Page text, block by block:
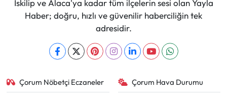
İskilip ve Alaca'ya kadar tüm ilçelerin sesi olan Yayla
Haber; doğru, hızlı ve güvenilir haberciliğin tek
adresidir.
Çorum Nöbetçi Eczaneler Çorum Hava Durumu